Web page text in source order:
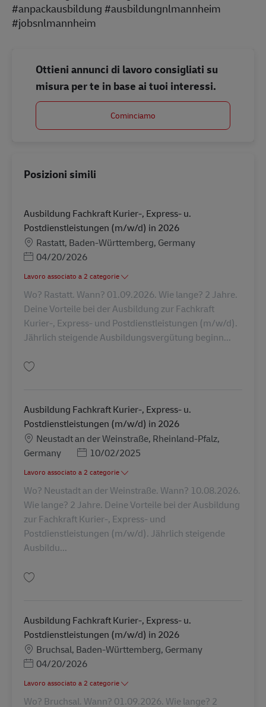
#anpackausbildung #ausbildungnlmannheim
#jobsnlmannheim
Ottieni annunci di lavoro consigliati su
misura per te in base ai tuoi interessi.
Cominciamo
Posizioni simili
Ausbildung Fachkraft Kurier-, Express- u.
Postdienstleistungen (m/w/d) in 2026
SedeRastatt, Baden-Württemberg, Germany
Posted Date
04/20/2026
Lavoro associato a 2 categorie
Wo? Rastatt. Wann? 01.09.2026. Wie lange? 2 Jahre.
Deine Vorteile bei der Ausbildung zur Fachkraft
Kurier-, Express- und Postdienstleistungen (m/w/d).
Jährlich steigende Ausbildungsvergütung beginn...
Ausbildung Fachkraft Kurier-, Express- u.
Postdienstleistungen (m/w/d) in 2026
SedeNeustadt an der Weinstraße, Rheinland-Pfalz,
Germany
Posted Date
10/02/2025
Lavoro associato a 2 categorie
Wo? Neustadt an der Weinstraße. Wann? 10.08.2026.
Wie lange? 2 Jahre. Deine Vorteile bei der Ausbildung
zur Fachkraft Kurier-, Express- und
Postdienstleistungen (m/w/d). Jährlich steigende
Ausbildu...
Ausbildung Fachkraft Kurier-, Express- u.
Postdienstleistungen (m/w/d) in 2026
SedeBruchsal, Baden-Württemberg, Germany
Posted Date
04/20/2026
Lavoro associato a 2 categorie
Wo? Bruchsal. Wann? 01.09.2026. Wie lange? 2